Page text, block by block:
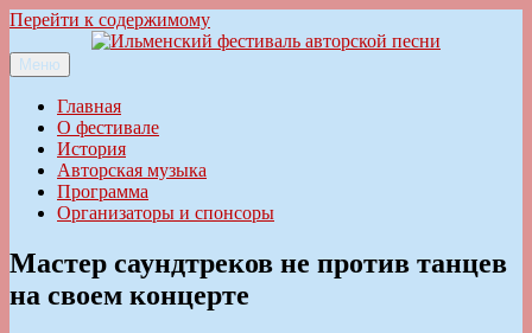
Перейти к содержимому
Ильменский фестиваль авторской песни
Меню
Главная
О фестивале
История
Авторская музыка
Программа
Организаторы и спонсоры
Мастер саундтреков не против танцев
на своем концерте